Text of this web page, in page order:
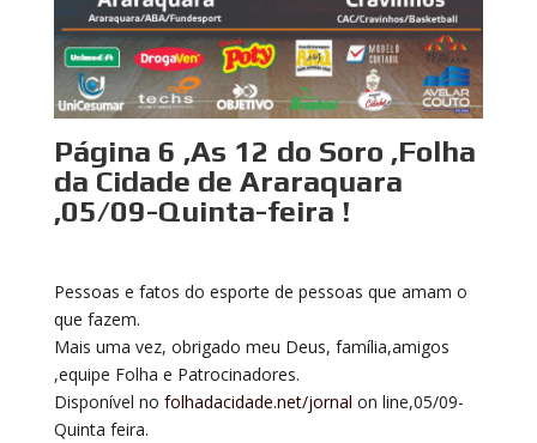
Página 6 ,As 12 do Soro ,Folha
da Cidade de Araraquara
,05/09-Quinta-feira !
Pessoas e fatos do esporte de pessoas que amam o
que fazem.
Mais uma vez, obrigado meu Deus, família,amigos
,equipe Folha e Patrocinadores.
Disponível no folhadacidade.net/jornal on line,05/09-
Quinta feira.